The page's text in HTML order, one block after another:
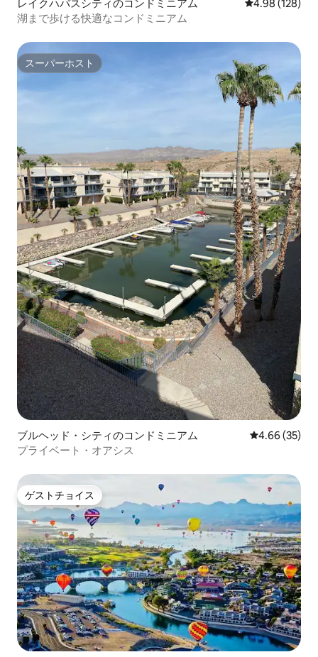
レイクハバスシティのコンドミニアム レビュー128
4.98 (128)
湖まで歩ける快適なコンドミニアム
スーパーホスト
スーパーホスト
ブルヘッド・シティのコンドミニアム レビュー35
4.66 (35)
プライベート・オアシス
ゲストチョイス
ゲストチョイス